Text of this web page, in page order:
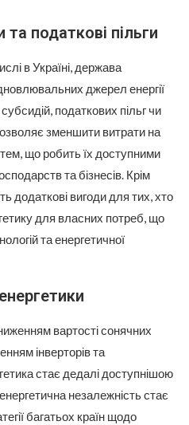
податкові пільги
в Україні, держава
джерел енергії
податкових пільг чи
зменшити витрати на
що робить їх доступними
та бізнесів. Крім
додаткові вигоди для тих, хто
для власних потреб, що
та енергетичної
вартості сонячних
інверторів та
стає дедалі доступнішою
незалежність стає
багатьох країн щодо